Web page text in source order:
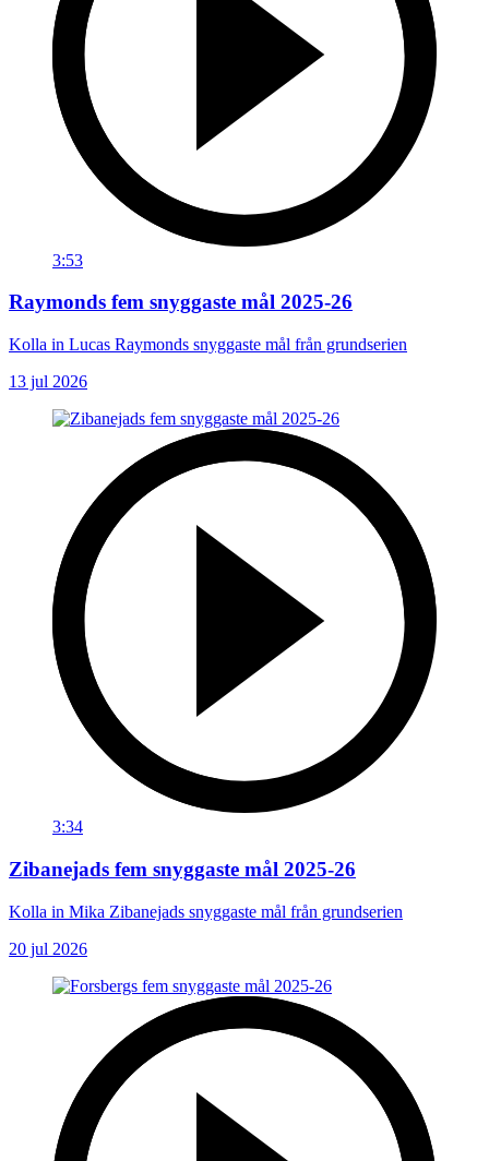
3:53
Raymonds fem snyggaste mål 2025-26
Kolla in Lucas Raymonds snyggaste mål från grundserien
13 jul 2026
3:34
Zibanejads fem snyggaste mål 2025-26
Kolla in Mika Zibanejads snyggaste mål från grundserien
20 jul 2026